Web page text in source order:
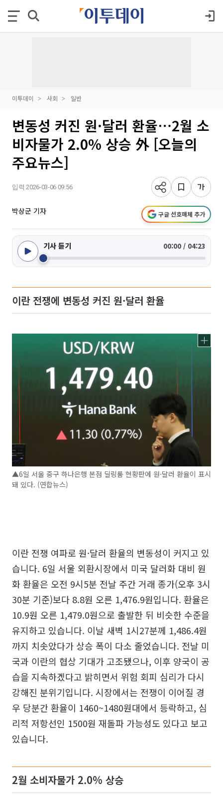
이투데이 사회 일반
변동성 커진 원·달러 환율⋯2월 소
비자물가 2.0% 상승 外 [오늘의
주요뉴스]
입력 2026-03-06 09:56
박상군 기자 구글 선호매체 추가
기사 듣기 00:00 / 04:23
이란 전쟁에 변동성 커진 원·달러 환율
▲6일 서울 중구 하나은행 본점 딜링룸 현황판에 원·달러 환율이 표시
돼 있다. (연합뉴스)
이란 전쟁 여파로 원·달러 환율의 변동성이 커지고 있
습니다. 6일 서울 외환시장에서 미국 달러화 대비 원
화 환율은 오전 9시5분 전날 주간 거래 종가(오후 3시
30분 기준)보다 8.8원 오른 1,476.9원입니다. 환율은
10.9원 오른 1,479.0원으로 출발한 뒤 비슷한 수준을
유지하고 있습니다. 이날 새벽 1시27분께 1,486.4원
까지 치솟았다가 상승 폭이 다소 줄었습니다. 전날 미
국과 이란의 협상 기대가 고조됐으나, 이후 양국이 공
습을 지속하겠다고 밝히면서 위험 회피 심리가 다시
강해진 분위기입니다. 시장에서는 전쟁이 이어질 경
우 당분간 환율이 1460~1480원대에서 등락하고, 심
리적 저항선인 1500원 재돌파 가능성도 있다고 보고
있습니다.
2월 소비자물가 2.0% 상승